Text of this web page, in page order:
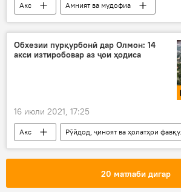
Акс
Амният ва мудофиа
Эмомалӣ Раҳмон
Обхезии пурқурбонӣ дар Олмон: 14
акси изтиробовар аз ҷои ҳодиса
16 июли 2021, 17:25
Акс
Рӯйдод, ҷиноят ва ҳолатҳои
Олмон
обхезӣ
20 матлаби дигар